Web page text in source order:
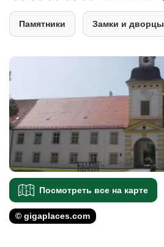
Памятники Замки и дворцы
Посмотреть все на карте
© gigaplaces.com